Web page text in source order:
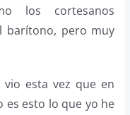
los cortesanos
barítono, pero muy
esta vez que en
es esto lo que yo he